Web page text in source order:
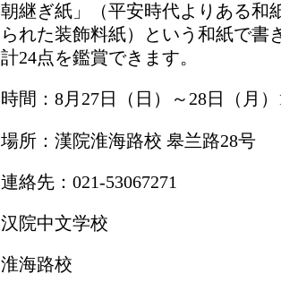
朝継ぎ紙」（平安時代よりある和
られた装飾料紙）という和紙で書
計24点を鑑賞できます。
時間：8月27日（日）～28日（月）
場所：漢院淮海路校 皋兰路28号
連絡先：021-53067271
汉院中文学校
淮海路校